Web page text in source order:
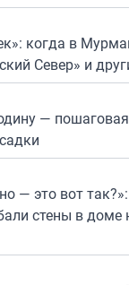
когда в
Север» и
—
— это вот
стены в доме